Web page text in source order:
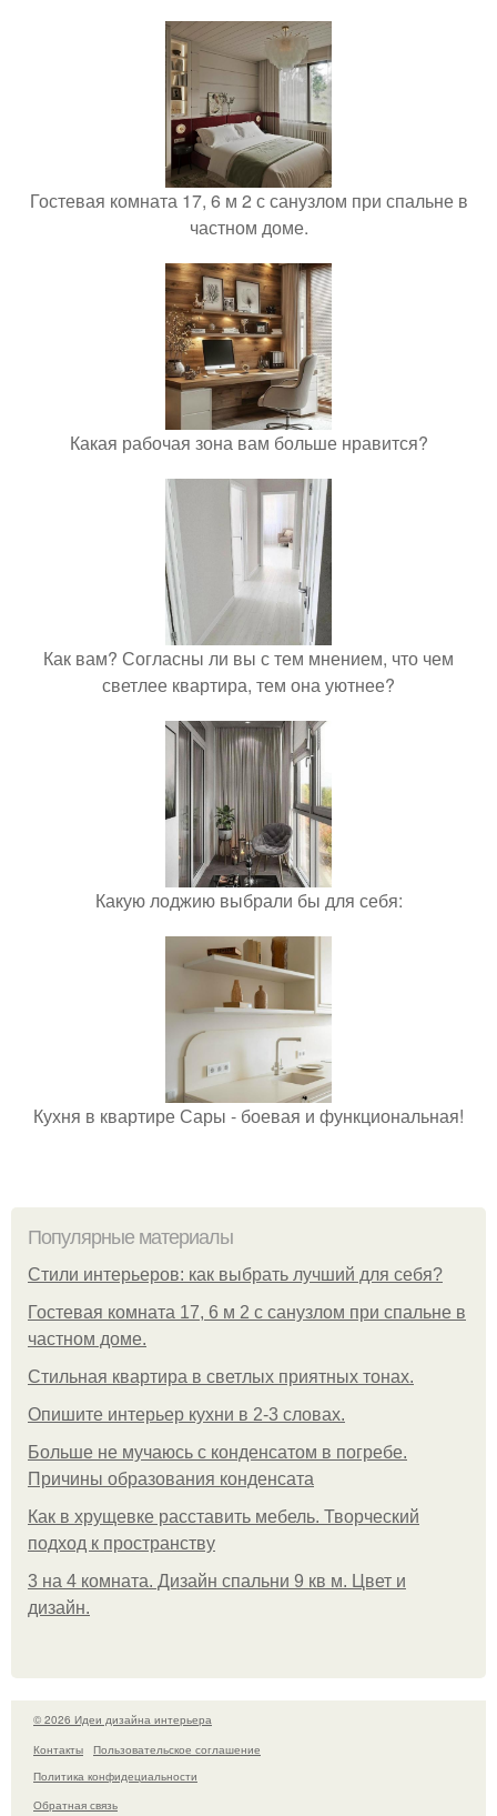
Гостевая комната 17, 6 м 2 с санузлом при спальне в
частном доме.
Какая рабочая зона вам больше нравится?
Как вам? Согласны ли вы с тем мнением, что чем
светлее квартира, тем она уютнее?
Какую лоджию выбрали бы для себя:
Кухня в квартире Сары - боевая и функциональная!
Популярные материалы
Стили интерьеров: как выбрать лучший для себя?
Гостевая комната 17, 6 м 2 с санузлом при спальне в
частном доме.
Стильная квартира в светлых приятных тонах.
Опишите интерьер кухни в 2-3 словах.
Больше не мучаюсь с конденсатом в погребе.
Причины образования конденсата
Как в хрущевке расставить мебель. Творческий
подход к пространству
3 на 4 комната. Дизайн спальни 9 кв м. Цвет и
дизайн.
© 2026 Идеи дизайна интерьера
Контакты
Пользовательское соглашение
Политика конфидециальности
Обратная связь